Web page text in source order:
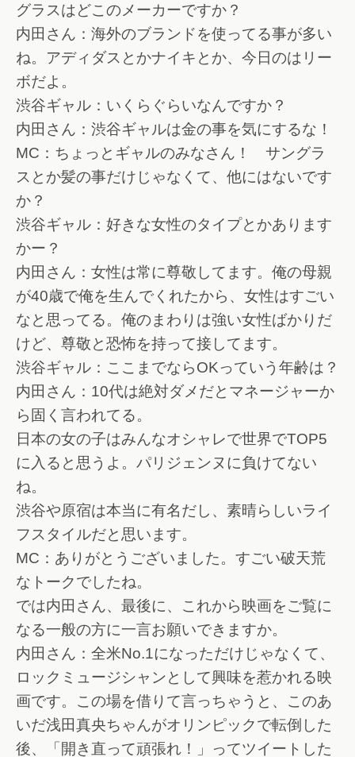
グラスはどこのメーカーですか？
内田さん：海外のブランドを使ってる事が多い
ね。アディダスとかナイキとか、今日のはリー
ボだよ。
渋谷ギャル：いくらぐらいなんですか？
内田さん：渋谷ギャルは金の事を気にするな！
MC：ちょっとギャルのみなさん！ サングラ
スとか髪の事だけじゃなくて、他にはないです
か？
渋谷ギャル：好きな女性のタイプとかあります
かー？
内田さん：女性は常に尊敬してます。俺の母親
が40歳で俺を生んでくれたから、女性はすごい
なと思ってる。俺のまわりは強い女性ばかりだ
けど、尊敬と恐怖を持って接してます。
渋谷ギャル：ここまでならOKっていう年齢は？
内田さん：10代は絶対ダメだとマネージャーか
ら固く言われてる。
日本の女の子はみんなオシャレで世界でTOP5
に入ると思うよ。パリジェンヌに負けてない
ね。
渋谷や原宿は本当に有名だし、素晴らしいライ
フスタイルだと思います。
MC：ありがとうございました。すごい破天荒
なトークでしたね。
では内田さん、最後に、これから映画をご覧に
なる一般の方に一言お願いできますか。
内田さん：全米No.1になっただけじゃなくて、
ロックミュージシャンとして興味を惹かれる映
画です。この場を借りて言っちゃうと、このあ
いだ浅田真央ちゃんがオリンピックで転倒した
後、「開き直って頑張れ！」ってツイートした